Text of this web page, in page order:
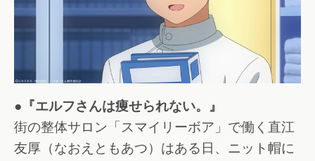
●『エルフさんは痩せられない。』
街の整体サロン「スマイリーボア」で働く直江
友厚（なおえともあつ）はある日、ニット帽に